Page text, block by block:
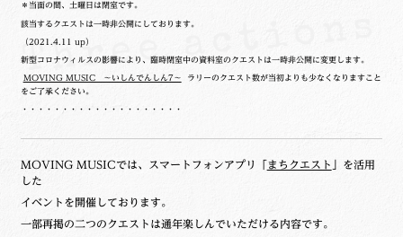
＊当面の間、土曜日は閉室です。
該当するクエストは一時非公開にしております。
（2021.4.11 up）
新型コロナウィルスの影響により、臨時閉室中の資料室のクエストは一時非公開に変更します。
MOVING MUSIC ～いしんでんしん7～ ラリーのクエスト数が当初よりも少なくなりますこと
をご了承ください。
・・・・・・・・・・・・・・・・・・・・
MOVING MUSICでは、スマートフォンアプリ「 まちクエスト
」を活用
した
イベントを開催しております。
一部再掲の二つのクエストは通年楽しんでいただける内容です。